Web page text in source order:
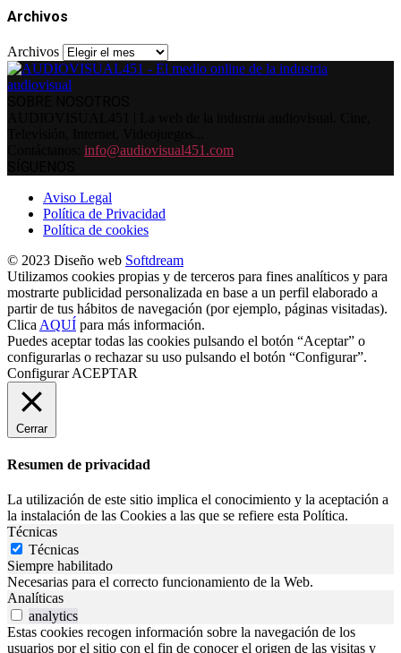
Archivos
Archivos
info@audiovisual451.com
Aviso Legal
Política de Privacidad
Política de cookies
© 2023 Diseño web Softdream
Utilizamos cookies propias y de terceros para fines analíticos y para
mostrarte publicidad personalizada en base a un perfil elaborado a
partir de tus hábitos de navegación (por ejemplo, páginas visitadas).
Clica AQUÍ para más información.
Puedes aceptar todas las cookies pulsando el botón “Aceptar” o
configurarlas o rechazar su uso pulsando el botón “Configurar”.
Configurar ACEPTAR
Cerrar
Resumen de privacidad
La utilización de este sitio implica el conocimiento y la aceptación a
la instalación de las Cookies a las que se refiere esta Política.
Técnicas
Técnicas
Siempre habilitado
Necesarias para el correcto funcionamiento de la Web.
Analíticas
analytics
Estas cookies recogen información sobre la navegación de los
usuarios por el sitio con el fin de conocer el origen de las visitas y